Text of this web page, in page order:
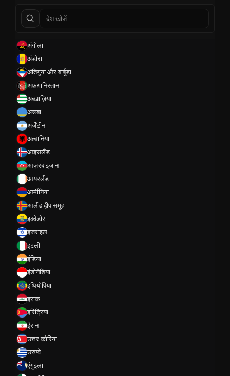
अंगोला
अंडोरा
अंतिगुया और बार्बूडा
अफ़ग़ानिस्तान
अब्खाज़िया
अरूबा
अर्जेंटीना
अल्बानिया
आइसलैंड
आज़रबाइजान
आयरलैंड
आर्मीनिया
आलैंड द्वीप समूह
इक्वेडोर
इजराइल
इटली
इंडिया
इंडोनेशिया
इथियोपिया
इराक
इरिट्रिया
ईरान
उत्तर कोरिया
उरुग्वे
एंगुइला